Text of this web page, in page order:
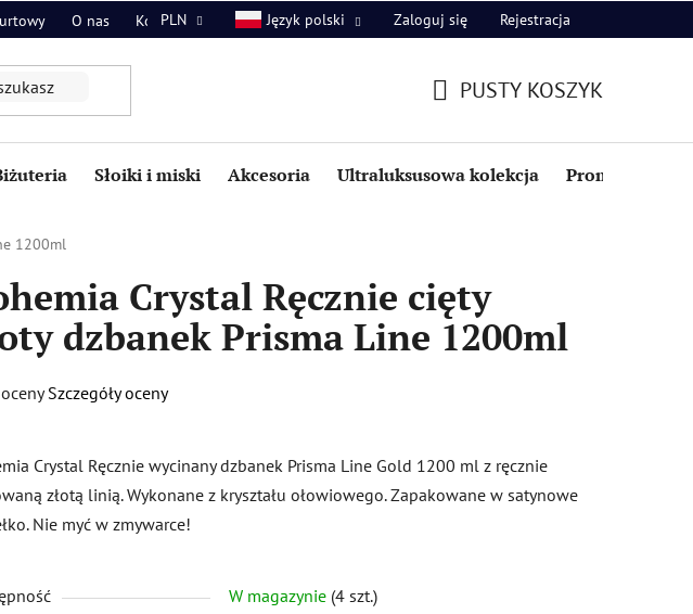
O nas Kontakt
PLN Język polski Zaloguj się Rejestracja
PUSTY KOSZYK
Słoiki i miski Akcesoria Ultraluksusowa kolekcja Promocje i
1200ml
Crystal Ręcznie cięty
dzbanek Prisma Line 1200ml
Szczegóły oceny
Crystal Ręcznie wycinany dzbanek Prisma Line Gold 1200 ml z ręcznie
złotą linią. Wykonane z kryształu ołowiowego. Zapakowane w satynowe
Nie myć w zmywarce!
W magazynie (4 szt.)